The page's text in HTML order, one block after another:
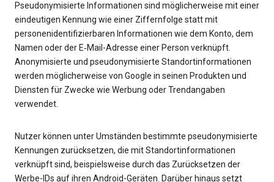
Pseudonymisierte Informationen sind möglicherweise mit einer
eindeutigen Kennung wie einer Ziffernfolge statt mit
personenidentifizierbaren Informationen wie dem Konto, dem
Namen oder der E‑Mail-Adresse einer Person verknüpft.
Anonymisierte und pseudonymisierte Standortinformationen
werden möglicherweise von Google in seinen Produkten und
Diensten für Zwecke wie Werbung oder Trendangaben
verwendet.
Nutzer können unter Umständen bestimmte pseudonymisierte
Kennungen zurücksetzen, die mit Standortinformationen
verknüpft sind, beispielsweise durch das Zurücksetzen der
Werbe-IDs auf ihren Android-Geräten. Darüber hinaus setzt